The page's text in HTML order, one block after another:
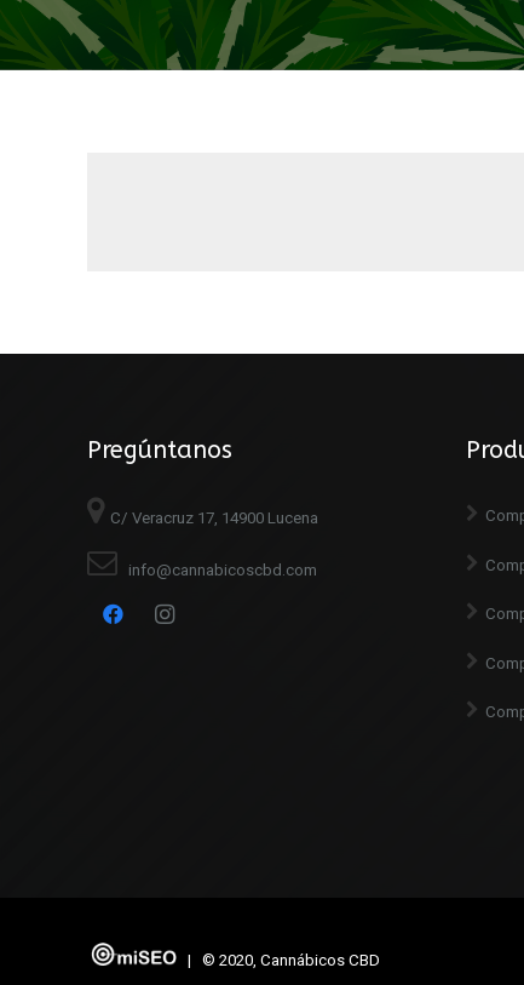
Pregúntanos
C/ Veracruz 17, 14900 Lucena
info@cannabicoscbd.com
| © 2020, Cannábicos CBD